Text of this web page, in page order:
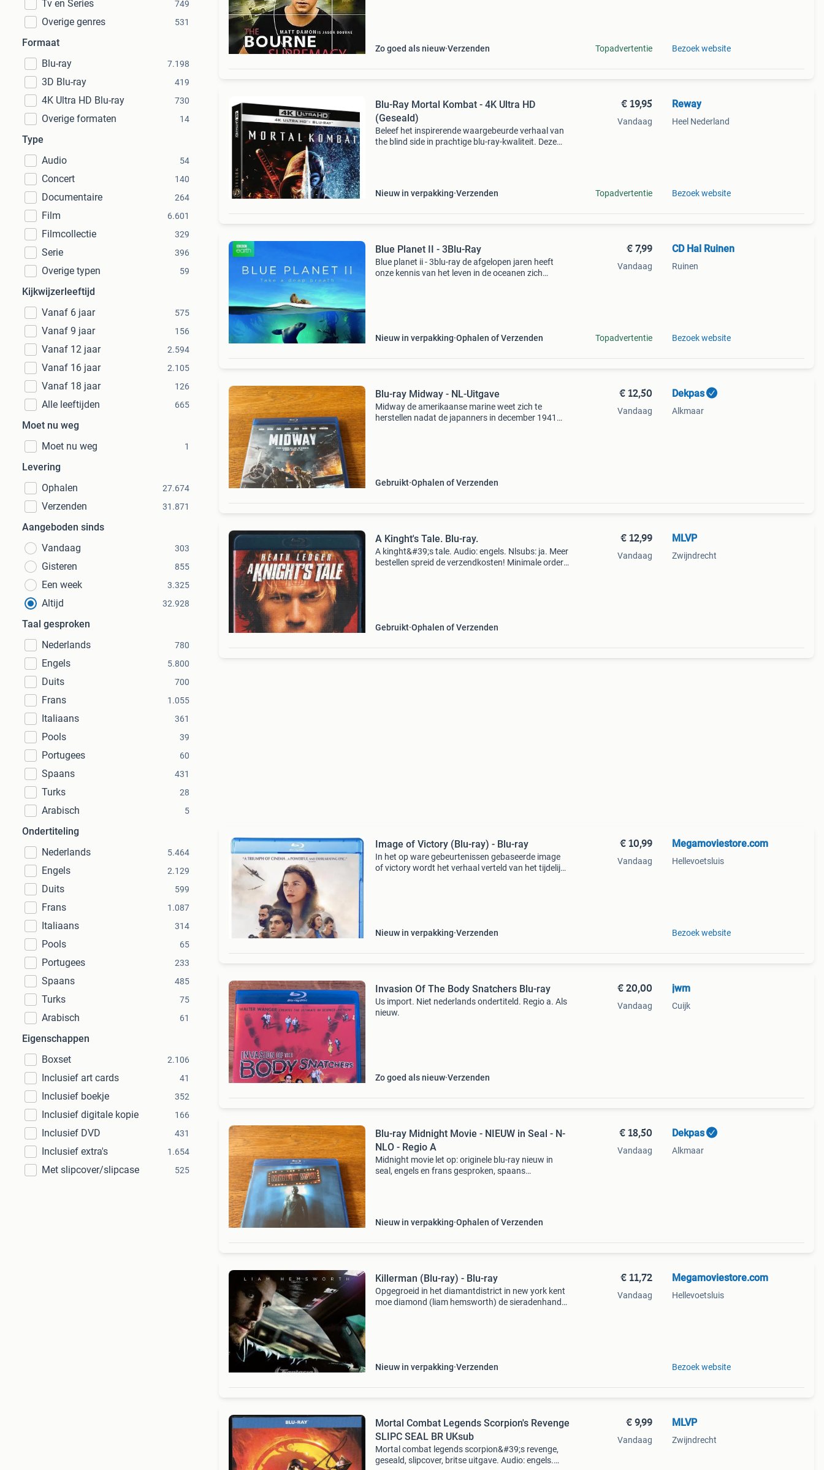
Tv en Series 749
Overige genres 531
Formaat
Blu-ray
7.198
3D Blu-ray 419
4K Ultra HD Blu-ray 730
Overige formaten 14
Type
Audio
54
Concert 140
Documentaire 264
Film 6.601
Filmcollectie 329
Serie 396
Overige typen 59
Kijkwijzerleeftijd
Vanaf 6 jaar
575
Vanaf 9 jaar 156
Vanaf 12 jaar 2.594
Vanaf 16 jaar 2.105
Vanaf 18 jaar 126
Alle leeftijden 665
Moet nu weg
Moet nu weg
1
Levering
Ophalen
27.674
Verzenden 31.871
Aangeboden sinds
Vandaag
303
Gisteren 855
Een week 3.325
Altijd 32.928
Taal gesproken
Nederlands
780
Engels 5.800
Duits 700
Frans 1.055
Italiaans 361
Pools 39
Portugees 60
Spaans 431
Turks 28
Arabisch 5
Ondertiteling
Nederlands
5.464
Engels 2.129
Duits 599
Frans 1.087
Italiaans 314
Pools 65
Portugees 233
Spaans 485
Turks 75
Arabisch 61
Eigenschappen
Boxset
2.106
Inclusief art cards 41
Inclusief boekje 352
Inclusief digitale kopie 166
Inclusief DVD 431
Inclusief extra's 1.654
Met slipcover/slipcase 525
Zo goed als nieuw Verzenden Topadvertentie Bezoek website
Blu-Ray Mortal Kombat - 4K Ultra HD
(Geseald)
Beleef het inspirerende waargebeurde verhaal van
the blind side in prachtige blu-ray-kwaliteit. Deze
Nieuw in verpakking Verzenden
€ 19,95
Vandaag
Topadvertentie
Reway
Heel Nederland
Bezoek website
Blue Planet II - 3Blu-Ray
Blue planet ii - 3blu-ray de afgelopen jaren heeft
onze kennis van het leven in de oceanen zich
Nieuw in verpakking Ophalen of Verzenden
€ 7,99
Vandaag
Topadvertentie
CD Hal Ruinen
Ruinen
Bezoek website
Blu-ray Midway - NL-Uitgave
Midway de amerikaanse marine weet zich te
herstellen nadat de japanners in december 1941
Gebruikt Ophalen of Verzenden
€ 12,50
Vandaag
Dekpas
Alkmaar
A Kinght's Tale. Blu-ray.
A kinght&#39;s tale. Audio: engels. Nlsubs: ja. Meer
bestellen spreid de verzendkosten! Minimale order:
Gebruikt Ophalen of Verzenden
€ 12,99
Vandaag
MLVP
Zwijndrecht
Image of Victory (Blu-ray) - Blu-ray
In het op ware gebeurtenissen gebaseerde image
of victory wordt het verhaal verteld van het tijdelijke
Nieuw in verpakking Verzenden
€ 10,99
Vandaag
Megamoviestore.com
Hellevoetsluis
Bezoek website
Invasion Of The Body Snatchers Blu-ray
Us import. Niet nederlands ondertiteld. Regio a. Als
nieuw.
Zo goed als nieuw Verzenden
€ 20,00
Vandaag
jwm
Cuijk
Blu-ray Midnight Movie - NIEUW in Seal - N-
NLO - Regio A
Midnight movie let op: originele blu-ray nieuw in
seal, engels en frans gesproken, spaans
Nieuw in verpakking Ophalen of Verzenden
€ 18,50
Vandaag
Dekpas
Alkmaar
Killerman (Blu-ray) - Blu-ray
Opgegroeid in het diamantdistrict in new york kent
moe diamond (liam hemsworth) de sieradenhandel
Nieuw in verpakking Verzenden
€ 11,72
Vandaag
Megamoviestore.com
Hellevoetsluis
Bezoek website
Mortal Combat Legends Scorpion's Revenge
SLIPC SEAL BR UKsub
Mortal combat legends scorpion&#39;s revenge,
geseald, slipcover, britse uitgave. Audio: engels.
€ 9,99
Vandaag
MLVP
Zwijndrecht